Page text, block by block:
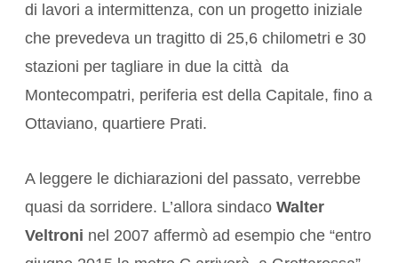
di lavori a intermittenza, con un progetto iniziale
che prevedeva un tragitto di 25,6 chilometri e 30
stazioni per tagliare in due la città da
Montecompatri, periferia est della Capitale, fino a
Ottaviano, quartiere Prati.
A leggere le dichiarazioni del passato, verrebbe
quasi da sorridere. L’allora sindaco Walter
Veltroni nel 2007 affermò ad esempio che “entro